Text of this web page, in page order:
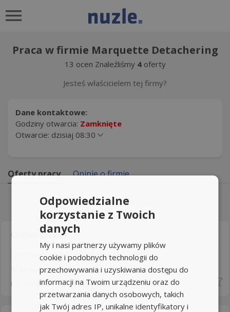
Praca w firmie Marquette Detachering
13 ocen Znaleźliśmy 4 oferty
Jesteś właścicielem tej firmy?
Dane kontaktowe:
Godziny otwarcia: Zamknięte
Otwarcie: dzisiaj 08:30
Oferty pracy Opinie o firmie
Zapisz wyszukiwanie
Order picker
Umowa o pracę Rodzaj pracy: Stała
Holandia, Deventer
infopraca.pl
Odpowiedzialne
korzystanie z Twoich
danych
My i nasi partnerzy używamy plików
cookie i podobnych technologii do
przechowywania i uzyskiwania dostępu do
informacji na Twoim urządzeniu oraz do
przetwarzania danych osobowych, takich
jak Twój adres IP, unikalne identyfikatory i